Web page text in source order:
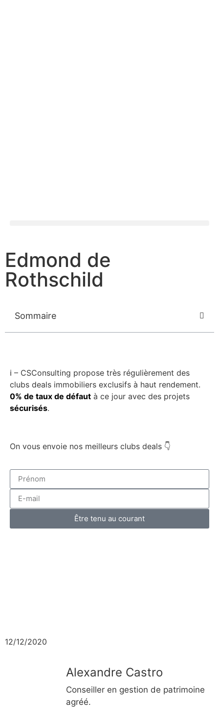
Edmond de
Rothschild
Sommaire
ℹ️ – CSConsulting propose très régulièrement des
clubs deals immobiliers exclusifs à haut rendement.
0% de taux de défaut à ce jour avec des projets
sécurisés.
On vous envoie nos meilleurs clubs deals 👇
Être tenu au courant
12/12/2020
Alexandre Castro
Conseiller en gestion de patrimoine
agréé.